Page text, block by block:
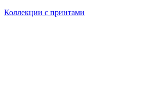
Коллекции с принтами